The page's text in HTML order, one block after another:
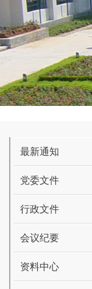
最新通知
党委文件
行政文件
会议纪要
资料中心